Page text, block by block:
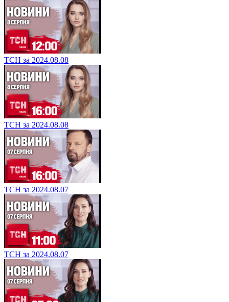
ТСН за 2024.08.08
ТСН за 2024.08.08
ТСН за 2024.08.07
ТСН за 2024.08.07